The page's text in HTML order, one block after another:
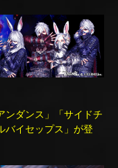
ンダンス」「サイドチ
バイセップス」が登